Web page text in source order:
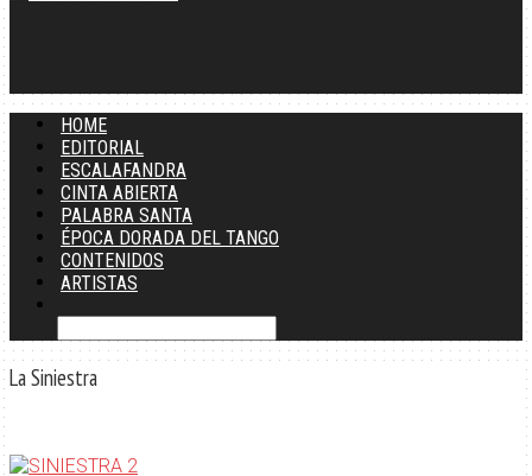
HOME
EDITORIAL
ESCALAFANDRA
CINTA ABIERTA
PALABRA SANTA
ÉPOCA DORADA DEL TANGO
CONTENIDOS
ARTISTAS
La Siniestra